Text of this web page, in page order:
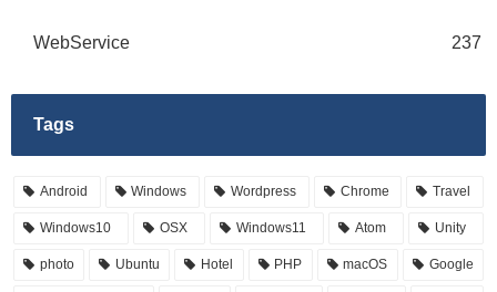
WebService 237
Tags
Android Windows Wordpress Chrome Travel
Windows10 OSX Windows11 Atom Unity
photo Ubuntu Hotel PHP macOS Google